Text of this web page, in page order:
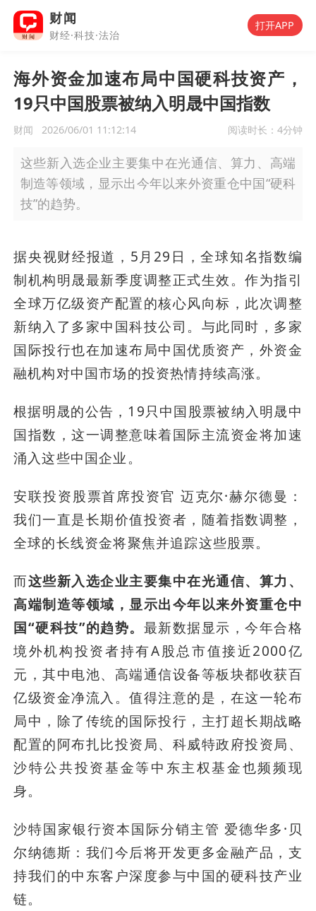
财闻
财经·科技·法治
打开APP
海外资金加速布局中国硬科技资产，
19只中国股票被纳入明晟中国指数
财闻 2026/06/01 11:12:14 阅读时长： 4分钟
这些新入选企业主要集中在光通信、算力、高端
制造等领域，显示出今年以来外资重仓中国“硬科
技”的趋势。
据央视财经报道，5月29日，全球知名指数编
制机构明晟最新季度调整正式生效。作为指引
全球万亿级资产配置的核心风向标，此次调整
新纳入了多家中国科技公司。与此同时，多家
国际投行也在加速布局中国优质资产，外资金
融机构对中国市场的投资热情持续高涨。
根据明晟的公告，19只中国股票被纳入明晟中
国指数，这一调整意味着国际主流资金将加速
涌入这些中国企业。
安联投资股票首席投资官 迈克尔·赫尔德曼：
我们一直是长期价值投资者，随着指数调整，
全球的长线资金将聚焦并追踪这些股票。
而这些新入选企业主要集中在光通信、算力、
高端制造等领域，显示出今年以来外资重仓中
国“硬科技”的趋势。 最新数据显示，今年合格
境外机构投资者持有A股总市值接近2000亿
元，其中电池、高端通信设备等板块都收获百
亿级资金净流入。值得注意的是，在这一轮布
局中，除了传统的国际投行，主打超长期战略
配置的阿布扎比投资局、科威特政府投资局、
沙特公共投资基金等中东主权基金也频频现
身。
沙特国家银行资本国际分销主管 爱德华多·贝
尔纳德斯：我们今后将开发更多金融产品，支
持我们的中东客户深度参与中国的硬科技产业
链。